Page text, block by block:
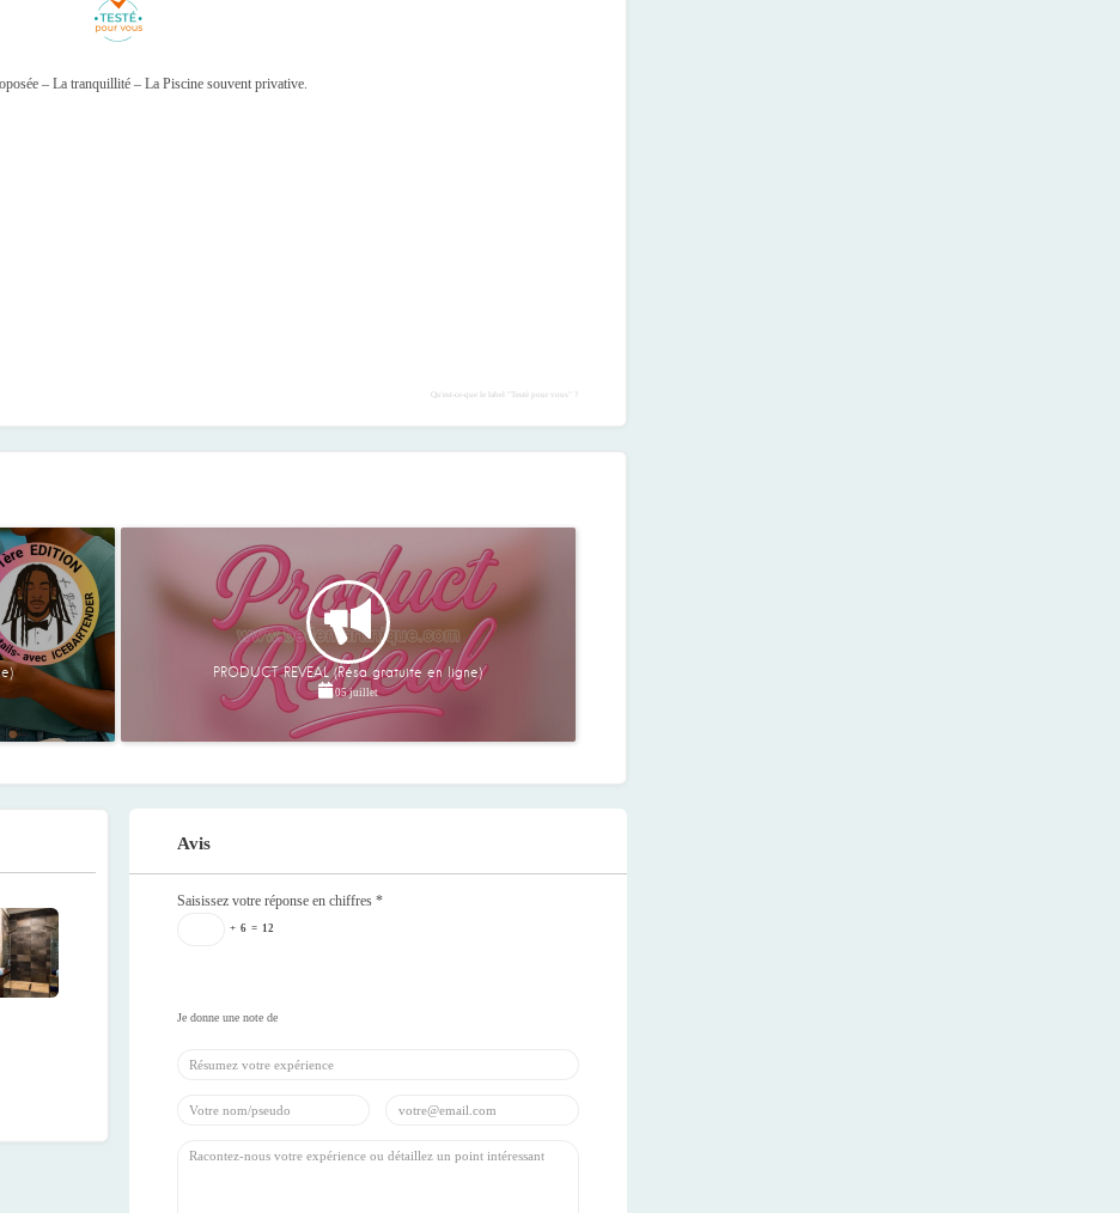
– La tranquillité – La Piscine souvent privative.
Qu'est-ce-que le label "Testé pour vous" ?
PRODUCT REVEAL (Résa gratuite en ligne)
05 juillet
Avis
Saisissez votre réponse en chiffres*
+ 6 = 12